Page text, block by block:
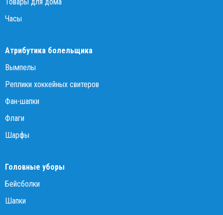
Часы
Атрибутика болельщика
Вымпелы
Реплики хоккейных свитеров
Фан-шапки
Флаги
Шарфы
Головные уборы
Бейсболки
Шапки